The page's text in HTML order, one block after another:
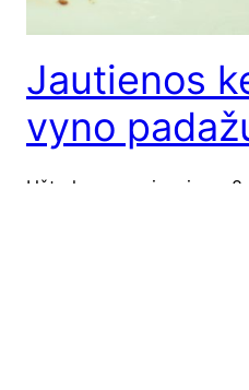
Jautienos
vyno
Užtruks — mari­na­vi­mas 8